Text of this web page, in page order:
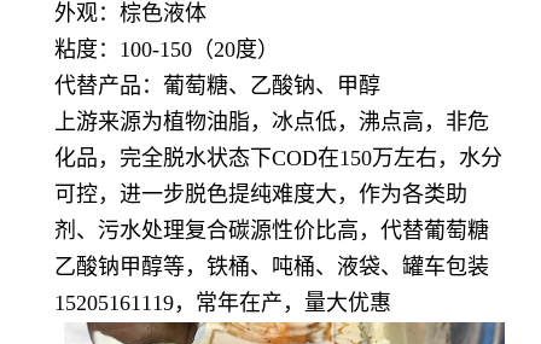
外观：棕色液体
粘度：100-150（20度）
代替产品：葡萄糖、乙酸钠、甲醇
上游来源为植物油脂，冰点低，沸点高，非危
化品，完全脱水状态下COD在150万左右，水分
可控，进一步脱色提纯难度大，作为各类助
剂、污水处理复合碳源性价比高，代替葡萄糖
乙酸钠甲醇等，铁桶、吨桶、液袋、罐车包装
15205161119，常年在产，量大优惠